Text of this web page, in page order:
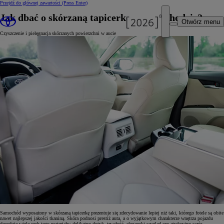
Przejdź do głównej zawartości (Press Enter)
Otwórz menu
Jak dbać o skórzaną tapicerkę w samochodzie?
Czyszczenie i pielęgnacja skórzanych powierzchni w aucie
Samochód wyposażony w skórzaną tapicerkę prezentuje się zdecydowanie lepiej niż taki, którego fotele są obite
nawet najlepszej jakości tkaniną. Skóra podnosi prestiż auta, a o wyjątkowym charakterze wnętrza pojazdu